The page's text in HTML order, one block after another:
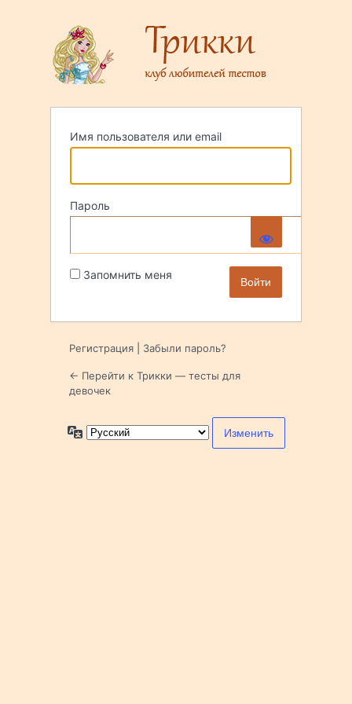
Имя пользователя или email
Пароль
Запомнить меня
Регистрация Забыли пароль?
← Перейти к Трикки — тесты для
девочек
Язык